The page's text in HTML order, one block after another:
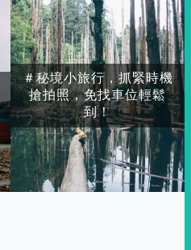
＃秘境小旅行，抓緊時機
搶拍照，免找車位輕鬆
到！